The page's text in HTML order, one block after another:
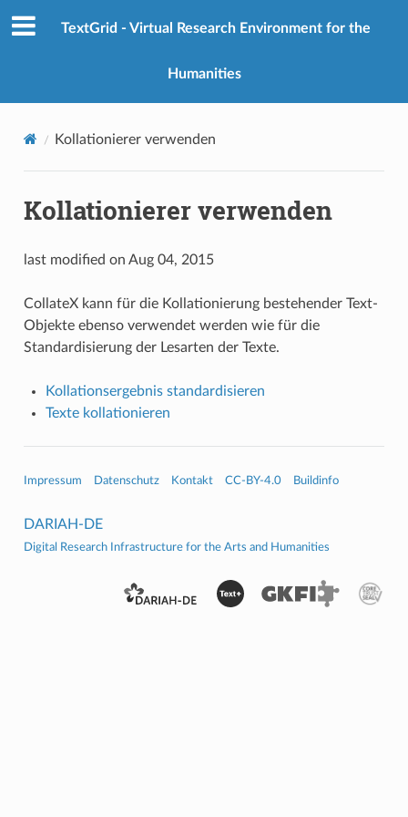
TextGrid - Virtual Research Environment for the
Humanities
Kollationierer verwenden
Kollationierer verwenden
last modified on Aug 04, 2015
CollateX kann für die Kollationierung bestehender Text-
Objekte ebenso verwendet werden wie für die
Standardisierung der Lesarten der Texte.
Kollationsergebnis standardisieren
Texte kollationieren
Impressum Datenschutz Kontakt CC-BY-4.0 Buildinfo
DARIAH-DE
Digital Research Infrastructure for the Arts and Humanities